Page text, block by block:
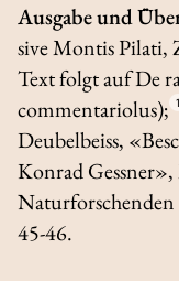
Ausgabe und
sive Montis Pilati,
Text folgt aufDe
commentariolus); 1
Deubelbeiss,
Konrad Gessner»,
Naturforschenden
45-46.